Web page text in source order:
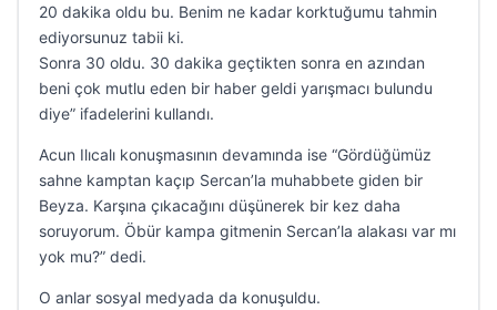
20 dakika oldu bu. Benim ne kadar korktuğumu tahmin
ediyorsunuz tabii ki.
Sonra 30 oldu. 30 dakika geçtikten sonra en azından
beni çok mutlu eden bir haber geldi yarışmacı bulundu
diye” ifadelerini kullandı.
Acun Ilıcalı konuşmasının devamında ise “Gördüğümüz
sahne kamptan kaçıp Sercan’la muhabbete giden bir
Beyza. Karşına çıkacağını düşünerek bir kez daha
soruyorum. Öbür kampa gitmenin Sercan’la alakası var mı
yok mu?” dedi.
O anlar sosyal medyada da konuşuldu.